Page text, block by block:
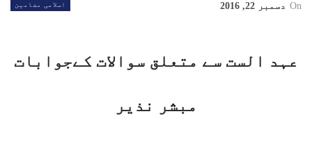
اسلامی مضامین On دسمبر 22, 2016
عہد الست سے متعلق سوالات کےجوابات
مبشر نذیر